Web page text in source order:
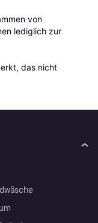
von
lediglich zur
das nicht